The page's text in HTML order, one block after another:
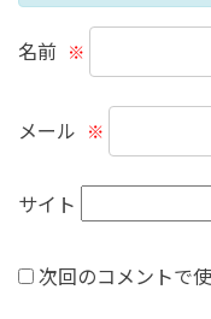
名前 ※
メール ※
サイト
次回のコメントで